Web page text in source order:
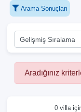
Arama Sonuçları
Aradığınız
0 villa